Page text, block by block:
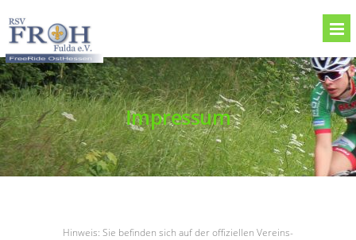
Impressum
Hinweis: Sie befinden sich auf der offiziellen Vereins-